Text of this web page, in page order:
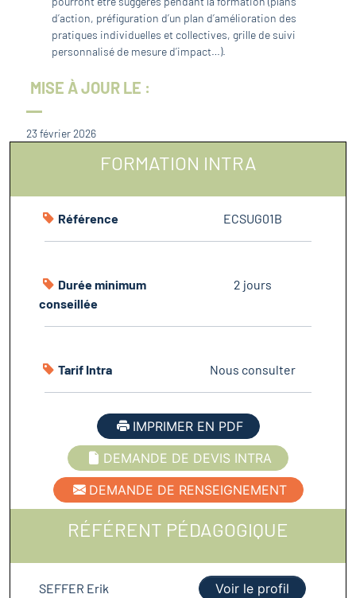
d’action, préfiguration d’un plan d’amélioration des
pratiques individuelles et collectives, grille de suivi
personnalisé de mesure d’impact…).
MISE À JOUR LE :
23 février 2026
FORMATION INTRA
Référence ECSUG01B
Durée minimum
conseillée
2 jours
Tarif Intra Nous consulter
IMPRIMER EN PDF
DEMANDE DE DEVIS INTRA
DEMANDE DE RENSEIGNEMENT
RÉFÉRENT PÉDAGOGIQUE
SEFFER Erik Voir le profil